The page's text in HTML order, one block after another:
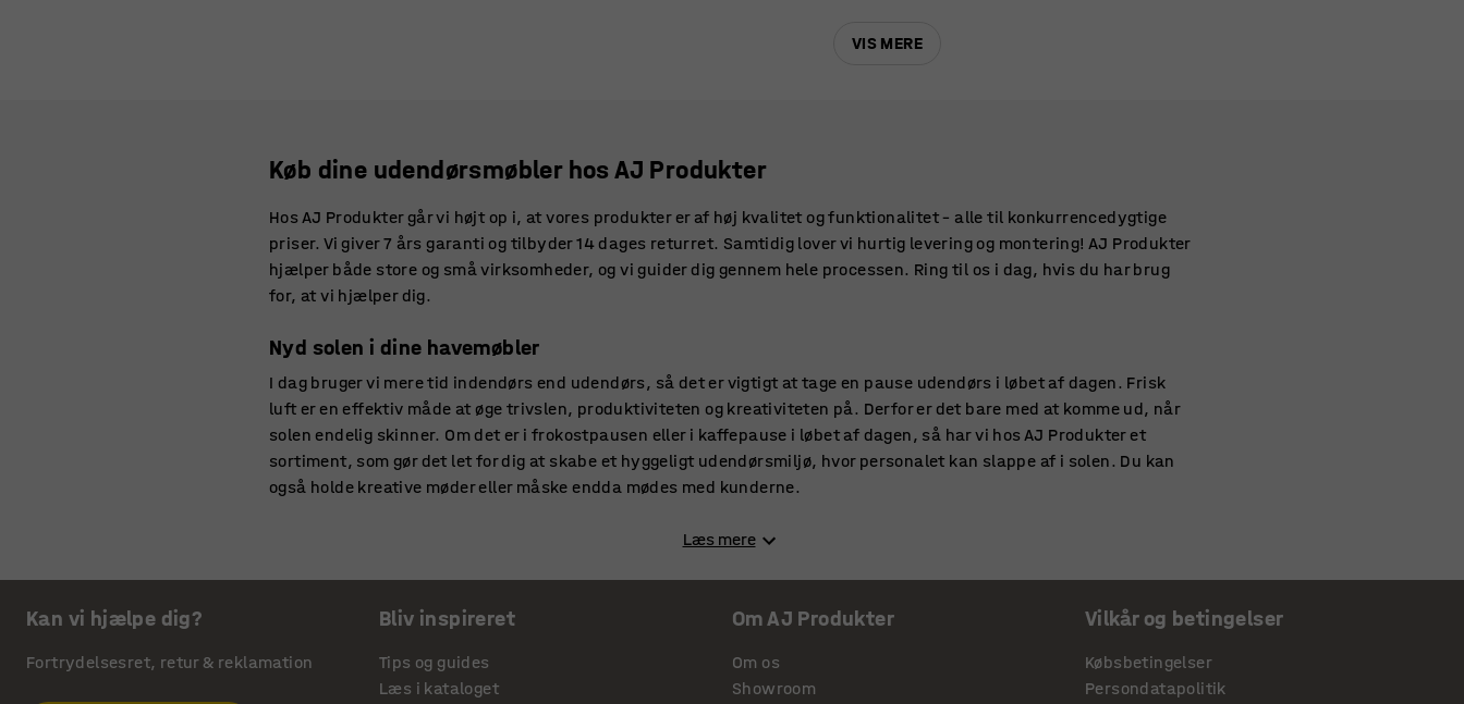
VIS MERE
Køb dine udendørsmøbler hos AJ Produkter
Hos AJ Produkter går vi højt op i, at vores produkter er af høj kvalitet og funktionalitet – alle til konkurrencedygtige
priser. Vi giver 7 års garanti og tilbyder 14 dages returret. Samtidig lover vi hurtig levering og montering! AJ Produkter
hjælper både store og små virksomheder, og vi guider dig gennem hele processen. Ring til os i dag, hvis du har brug
for, at vi hjælper dig.
Nyd solen i dine havemøbler
I dag bruger vi mere tid indendørs end udendørs, så det er vigtigt at tage en pause udendørs i løbet af dagen. Frisk
luft er en effektiv måde at øge trivslen, produktiviteten og kreativiteten på. Derfor er det bare med at komme ud, når
solen endelig skinner. Om det er i frokostpausen eller i kaffepause i løbet af dagen, så har vi hos AJ Produkter et
sortiment, som gør det let for dig at skabe et hyggeligt udendørsmiljø, hvor personalet kan slappe af i solen. Du kan
også holde kreative møder eller måske endda mødes med kunderne.
Udendørsmøbler til virksomheder og restaurationer
til din café eller restaurant, så finder du det i vores sortiment. De fleste af vores stole kan stables for en
pladsbesparende opbevaring efter lukketid eller om vinteren. Du finder også haveborde og bord bænke sæt til
kantinen på arbejdspladsen eller offentlige steder, såsom legepladser, parker, arbejdspladser og svømmehallernes
Læs mere
Kan vi hjælpe dig?
Fortrydelsesret, retur & reklamation
Bliv inspireret
Tips og guides
Læs i kataloget
Om AJ Produkter
Om os
Showroom
Vilkår og betingelser
Købsbetingelser
Persondatapolitik